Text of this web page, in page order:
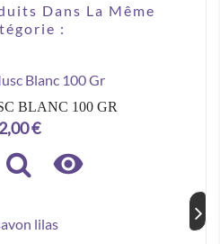
Dans La Même
:
BLANC 100 GR
Prix
2,00 €
